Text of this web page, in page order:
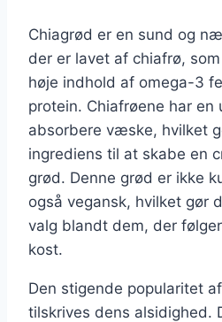
Chiagrød er en sund og
der er lavet af chiafrø,
høje indhold af omega-3
protein. Chiafrøene har en
absorbere væske, hvilket
ingrediens til at skabe en
grød. Denne grød er ikke
også vegansk, hvilket gør
valg blandt dem, der
kost.
Den stigende popularitet
tilskrives dens alsidighed.